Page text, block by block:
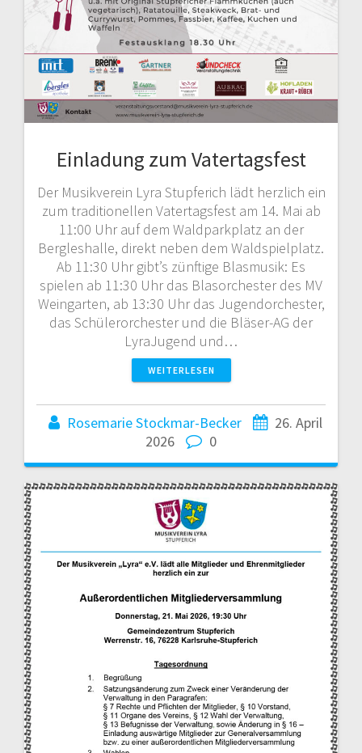
Einladung zum Vatertagsfest
Der Musikverein Lyra Stupferich lädt herzlich ein
zum traditionellen Vatertagsfest am 14. Mai ab
11:00 Uhr auf dem Waldparkplatz an der
Bergleshalle, direkt neben dem Waldspielplatz.
Ab 11:30 Uhr gibt’s zünftige Blasmusik: Es
spielen ab 11:30 Uhr das Blasorchester des MV
Weingarten, ab 13:30 Uhr das Jugendorchester,
das Schülerorchester und die Bläser-AG der
LyraJugend und…
WEITERLESEN
Rosemarie Stockmar-Becker
26. April
2026
0